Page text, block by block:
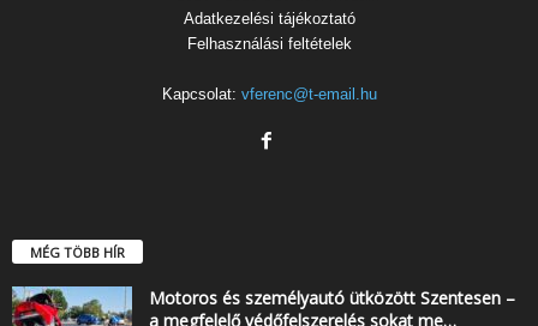
Adatkezelési tájékoztató
Felhasználási feltételek
Kapcsolat: vferenc@t-email.hu
MÉG TÖBB HÍR
Motoros és személyautó ütközött Szentesen –
a megfelelő védőfelszerelés sokat me…